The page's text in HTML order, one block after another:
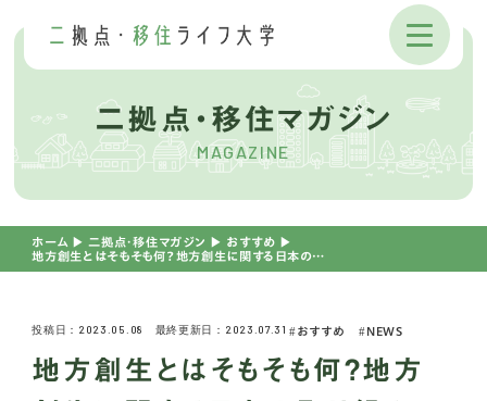
二拠点・移住マガジン
MAGAZINE
ホーム ▶︎ 二拠点・移住マガジン ▶︎ おすすめ ▶︎
地方創生とはそもそも何？地方創生に関する日本の取り組み
投稿日：2023.05.08 最終更新日：2023.07.31 おすすめ NEWS
地方創生とはそもそも何？地方